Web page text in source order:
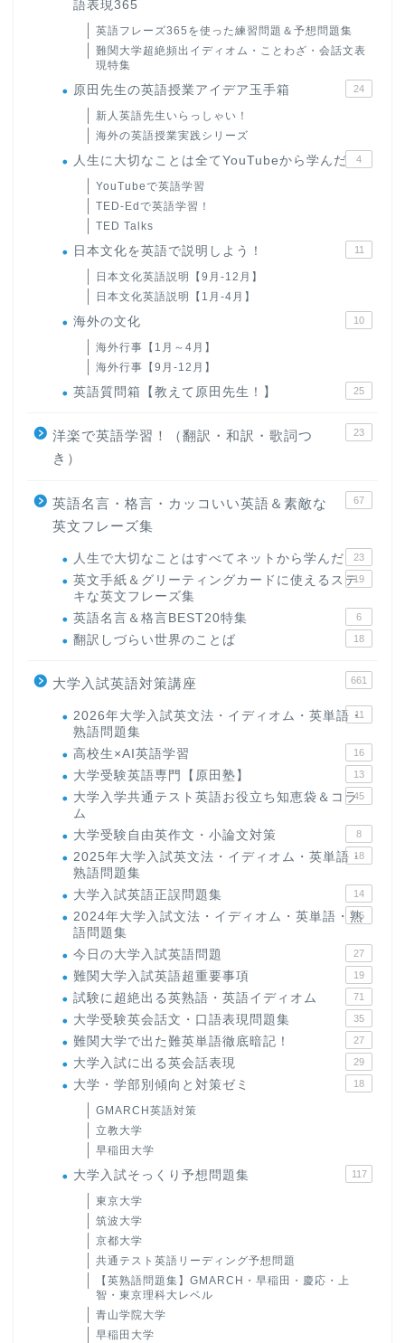
語表現365
英語フレーズ365を使った練習問題＆予想問題集
難関大学超絶頻出イディオム・ことわざ・会話文表
現特集
原田先生の英語授業アイデア玉手箱 24
新人英語先生いらっしゃい！
海外の英語授業実践シリーズ
人生に大切なことは全てYouTubeから学んだ 4
YouTubeで英語学習
TED-Edで英語学習！
TED Talks
日本文化を英語で説明しよう！ 11
日本文化英語説明【9月-12月】
日本文化英語説明【1月-4月】
海外の文化 10
海外行事【1月～4月】
海外行事【9月-12月】
英語質問箱【教えて原田先生！】 25
洋楽で英語学習！（翻訳・和訳・歌詞つ
き）
23
英語名言・格言・カッコいい英語＆素敵な
英文フレーズ集
67
人生で大切なことはすべてネットから学んだ 23
英文手紙＆グリーティングカードに使えるステ
キな英文フレーズ集
19
英語名言＆格言BEST20特集 6
翻訳しづらい世界のことば 18
大学入試英語対策講座 661
2026年大学入試英文法・イディオム・英単語・
熟語問題集
11
高校生×AI英語学習 16
大学受験英語専門【原田塾】 13
大学入学共通テスト英語お役立ち知恵袋＆コラ
ム
45
大学受験自由英作文・小論文対策 8
2025年大学入試英文法・イディオム・英単語・
熟語問題集
18
大学入試英語正誤問題集 14
2024年大学入試文法・イディオム・英単語・熟
語問題集
15
今日の大学入試英語問題 27
難関大学入試英語超重要事項 19
試験に超絶出る英熟語・英語イディオム 71
大学受験英会話文・口語表現問題集 35
難関大学で出た難英単語徹底暗記！ 27
大学入試に出る英会話表現 29
大学・学部別傾向と対策ゼミ 18
GMARCH英語対策
立教大学
早稲田大学
大学入試そっくり予想問題集 117
東京大学
筑波大学
京都大学
共通テスト英語リーディング予想問題
【英熟語問題集】GMARCH・早稲田・慶応・上
智・東京理科大レベル
青山学院大学
早稲田大学